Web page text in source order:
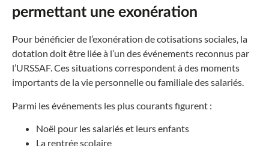
permettant une exonération
Pour bénéficier de l’exonération de cotisations sociales, la
dotation doit être liée à l’un des événements reconnus par
l’URSSAF. Ces situations correspondent à des moments
importants de la vie personnelle ou familiale des salariés.
Parmi les événements les plus courants figurent :
Noël pour les salariés et leurs enfants
La rentrée scolaire